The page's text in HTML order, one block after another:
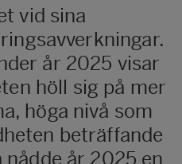
vid sina
år 2025 visar
höll sig på mer
höga nivå som
beträffande
år 2025 en